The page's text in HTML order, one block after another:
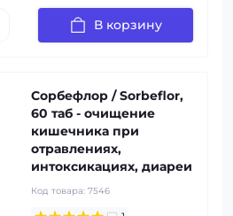
В корзину
Сорбефлор / Sorbeflor,
60 таб - очищение
кишечника при
отравлениях,
интоксикациях, диареи
Код товара: 7546